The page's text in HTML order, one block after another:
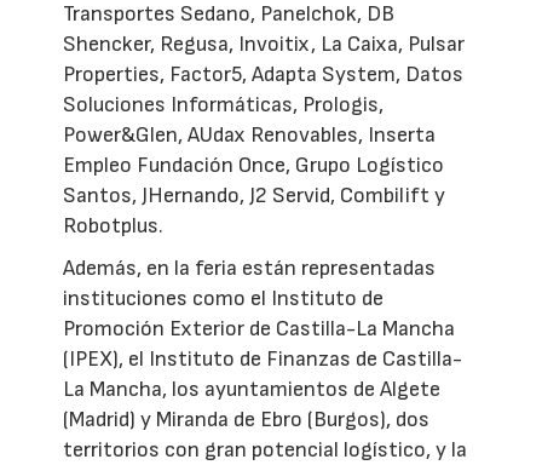
Transportes Sedano, Panelchok, DB
Shencker, Regusa, Invoitix, La Caixa, Pulsar
Properties, Factor5, Adapta System, Datos
Soluciones Informáticas, Prologis,
Power&Glen, AUdax Renovables, Inserta
Empleo Fundación Once, Grupo Logístico
Santos, JHernando, J2 Servid, Combilift y
Robotplus.
Además, en la feria están representadas
instituciones como el Instituto de
Promoción Exterior de Castilla-La Mancha
(IPEX), el Instituto de Finanzas de Castilla-
La Mancha, los ayuntamientos de Algete
(Madrid) y Miranda de Ebro (Burgos), dos
territorios con gran potencial logístico, y la